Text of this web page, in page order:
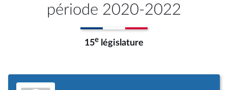
période 2020-2022
15e législature